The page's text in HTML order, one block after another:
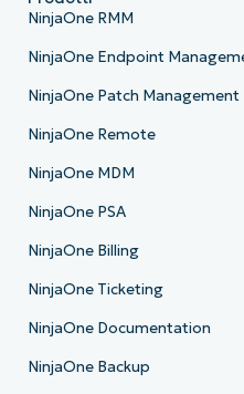
NinjaOne RMM
NinjaOne Endpoint
NinjaOne Patch Management
NinjaOne Remote
NinjaOne MDM
NinjaOne PSA
NinjaOne Billing
NinjaOne Ticketing
NinjaOne Documentation
NinjaOne Backup